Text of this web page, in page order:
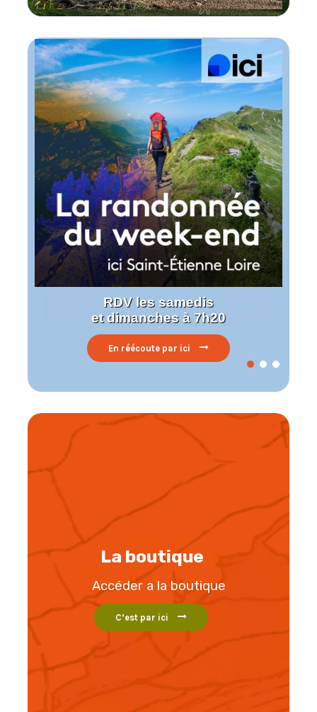
En réécoute par ici
RDV les samedis
et dimanches à 7h20
La boutique
Accéder a la boutique
C’est par ici